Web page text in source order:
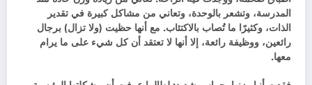
المدرسة، وتشعر بالوحدة، وتعاني من مشاكل كبيرة في تقدير
الذات، وكثيرًا ما تُصاب بالاكتئاب. مع أنها حظيت (ولا تزال) برجال
رائعين، ووظيفة رائعة، إلا أنها لا تعتقد أن كل شيء على ما يرام
معها.